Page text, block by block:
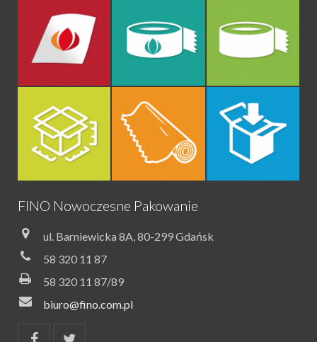
FINO Nowoczesne Pakowanie
ul. Barniewicka 8A, 80-299 Gdańsk
58 320 11 87
58 320 11 87/89
biuro@fino.com.pl